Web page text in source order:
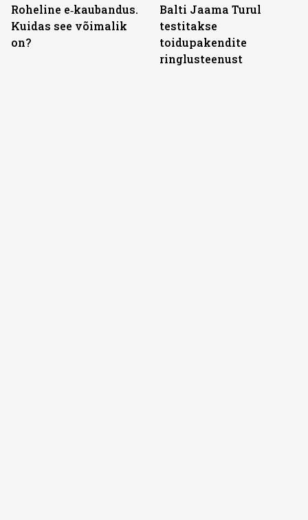
Roheline e‑kaubandus.
Kuidas see võimalik
on?
Balti Jaama Turul
testitakse
toidupakendite
ringlusteenust